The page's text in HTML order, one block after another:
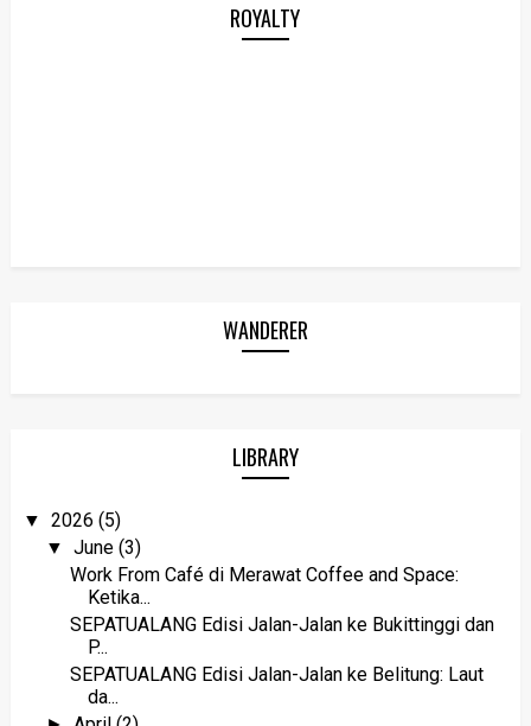
ROYALTY
WANDERER
LIBRARY
▼ 2026 (5)
▼June(3)
Work From Café di Merawat Coffee and Space:
Ketika...
SEPATUALANG Edisi Jalan-Jalan ke Bukittinggi dan
P...
SEPATUALANG Edisi Jalan-Jalan ke Belitung: Laut
da...